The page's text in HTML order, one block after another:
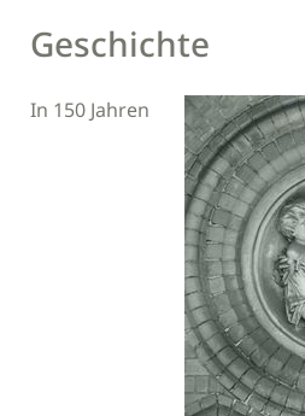
Geschichte
In 150 Jahren